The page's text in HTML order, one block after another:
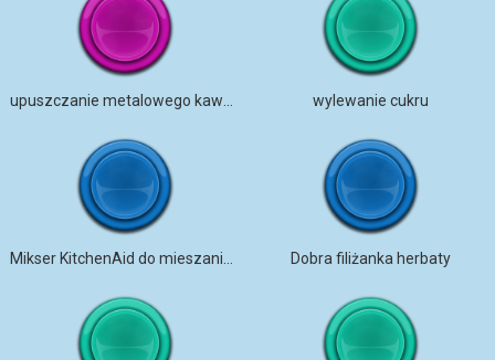
wylewanie cukru
Dobra filiżanka herbaty